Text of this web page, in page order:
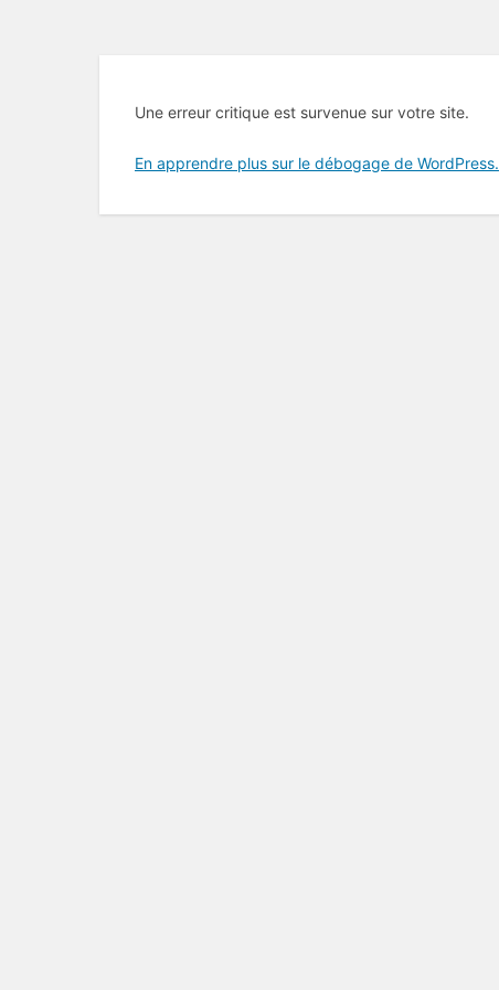
Une erreur critique est survenue sur votre site.
En apprendre plus sur le débogage de WordPress.